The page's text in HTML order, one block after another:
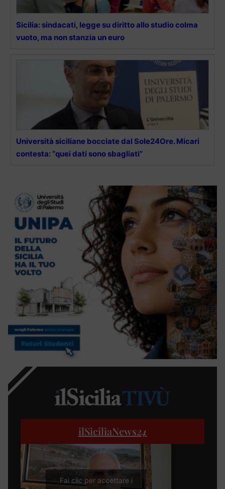
Sicilia: sindacati, legge su diritto allo studio colma
vuoto, ma non stanzia un euro
Università siciliane bocciate dal Sole24Ore. Micari
contesta: “quei dati sono sbagliati”
ilSiciliaNews24
Fai clic per accettare i